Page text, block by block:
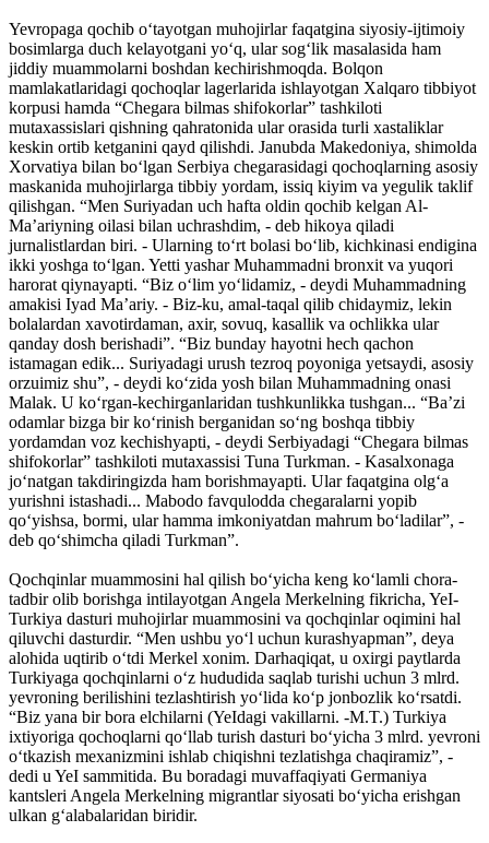
Yevropaga qochib o‘tayotgan muhojirlar faqatgina siyosiy-ijtimoiy
bosimlarga duch kelayotgani yo‘q, ular sog‘lik masalasida ham
jiddiy muammolarni boshdan kechirishmoqda. Bolqon
mamlakatlaridagi qochoqlar lagerlarida ishlayotgan Xalqaro tibbiyot
korpusi hamda “Chegara bilmas shifokorlar” tashkiloti
mutaxassislari qishning qahratonida ular orasida turli xastaliklar
keskin ortib ketganini qayd qilishdi. Janubda Makedoniya, shimolda
Xorvatiya bilan bo‘lgan Serbiya chegarasidagi qochoqlarning asosiy
maskanida muhojirlarga tibbiy yordam, issiq kiyim va yegulik taklif
qilishgan. “Men Suriyadan uch hafta oldin qochib kelgan Al-
Ma’ariyning oilasi bilan uchrashdim, - deb hikoya qiladi
jurnalistlardan biri. - Ularning to‘rt bolasi bo‘lib, kichkinasi endigina
ikki yoshga to‘lgan. Yetti yashar Muhammadni bronxit va yuqori
harorat qiynayapti. “Biz o‘lim yo‘lidamiz, - deydi Muhammadning
amakisi Iyad Ma’ariy. - Biz-ku, amal-taqal qilib chidaymiz, lekin
bolalardan xavotirdaman, axir, sovuq, kasallik va ochlikka ular
qanday dosh berishadi”. “Biz bunday hayotni hech qachon
istamagan edik... Suriyadagi urush tezroq poyoniga yetsaydi, asosiy
orzuimiz shu”, - deydi ko‘zida yosh bilan Muhammadning onasi
Malak. U ko‘rgan-kechirganlaridan tushkunlikka tushgan... “Ba’zi
odamlar bizga bir ko‘rinish berganidan so‘ng boshqa tibbiy
yordamdan voz kechishyapti, - deydi Serbiyadagi “Chegara bilmas
shifokorlar” tashkiloti mutaxassisi Tuna Turkman. - Kasalxonaga
jo‘natgan takdiringizda ham borishmayapti. Ular faqatgina olg‘a
yurishni istashadi... Mabodo favqulodda chegaralarni yopib
qo‘yishsa, bormi, ular hamma imkoniyatdan mahrum bo‘ladilar”, -
deb qo‘shimcha qiladi Turkman”.
Qochqinlar muammosini hal qilish bo‘yicha keng ko‘lamli chora-
tadbir olib borishga intilayotgan Angela Merkelning fikricha, YeI-
Turkiya dasturi muhojirlar muammosini va qochqinlar oqimini hal
qiluvchi dasturdir. “Men ushbu yo‘l uchun kurashyapman”, deya
alohida uqtirib o‘tdi Merkel xonim. Darhaqiqat, u oxirgi paytlarda
Turkiyaga qochqinlarni o‘z hududida saqlab turishi uchun 3 mlrd.
yevroning berilishini tezlashtirish yo‘lida ko‘p jonbozlik ko‘rsatdi.
“Biz yana bir bora elchilarni (YeIdagi vakillarni. -M.T.) Turkiya
ixtiyoriga qochoqlarni qo‘llab turish dasturi bo‘yicha 3 mlrd. yevroni
o‘tkazish mexanizmini ishlab chiqishni tezlatishga chaqiramiz”, -
dedi u YeI sammitida. Bu boradagi muvaffaqiyati Germaniya
kantsleri Angela Merkelning migrantlar siyosati bo‘yicha erishgan
ulkan g‘alabalaridan biridir.